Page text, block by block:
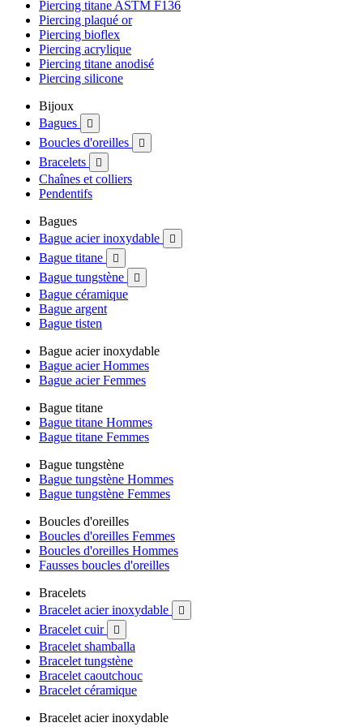
Piercing titane ASTM F136
Piercing plaqué or
Piercing bioflex
Piercing acrylique
Piercing titane anodisé
Piercing silicone
Bijoux
Bagues

Boucles d'oreilles 
Bracelets 
Chaînes et colliers
Pendentifs
Bagues
Bague acier inoxydable

Bague titane 
Bague tungstène 
Bague céramique
Bague argent
Bague tisten
Bague acier inoxydable
Bague acier Hommes
Bague acier Femmes
Bague titane
Bague titane Hommes
Bague titane Femmes
Bague tungstène
Bague tungstène Hommes
Bague tungstène Femmes
Boucles d'oreilles
Boucles d'oreilles Femmes
Boucles d'oreilles Hommes
Fausses boucles d'oreilles
Bracelets
Bracelet acier inoxydable

Bracelet cuir 
Bracelet shamballa
Bracelet tungstène
Bracelet caoutchouc
Bracelet céramique
Bracelet acier inoxydable